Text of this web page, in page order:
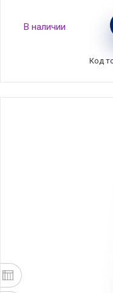
Шумовка-
зеленый,
В наличии
Код